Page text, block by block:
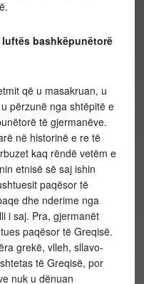
bashkëpunëtorë
që u masakruan, u
përzunë nga shtëpitë e
të gjermanëve.
në historinë e re të
kaq rëndë vetëm e
etnisë së saj ishin
paqësor të
dhe nderime nga
i saj. Pra, gjermanët
paqësor të Greqisë.
grekë, vlleh, sllavo-
të Greqisë, por
nuk u dënuan